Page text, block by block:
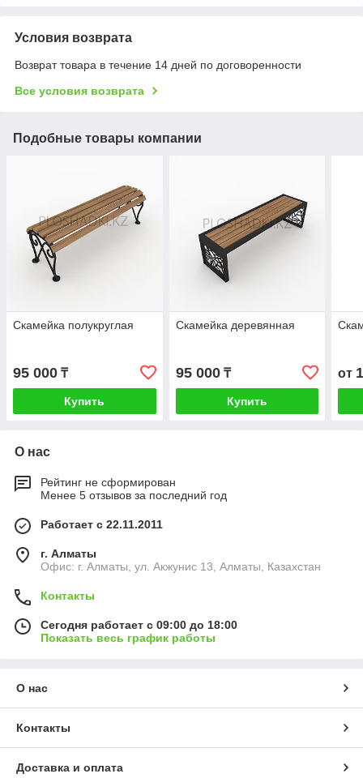
Условия возврата
Возврат товара в течение 14 дней по договоренности
Все условия возврата
Подобные товары компании
Скамейка полукруглая
95 000 ₸
Купить
Скамейка деревянная
95 000₸
Купить
от
О нас
Рейтинг не сформирован
Менее 5 отзывов за последний год
Работает с 22.11.2011
г. Алматы
Офис: г. Алматы, ул. Акжунис 13, Алматы, Казахстан
Контакты
Сегодня работает с 09:00 до 18:00
Показать весь график работы
О нас
Контакты
Доставка и оплата